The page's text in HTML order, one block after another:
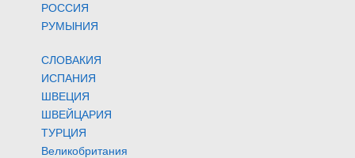
РОССИЯ
РУМЫНИЯ
СЛОВАКИЯ
ИСПАНИЯ
ШВЕЦИЯ
ШВЕЙЦАРИЯ
ТУРЦИЯ
Великобритания